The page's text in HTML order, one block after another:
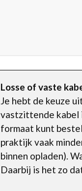
Losse of vaste
Je hebt de keuze
vastzittende kabel
formaat kunt
praktijk vaak
binnen opladen).
Daarbij is het zo